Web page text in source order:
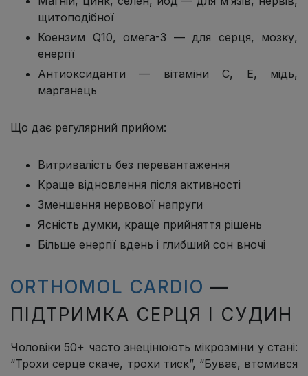
щитоподібної
Коензим Q10, омега-3 — для серця, мозку,
енергії
Антиоксиданти — вітаміни C, E, мідь,
марганець
Що дає регулярний прийом:
Витривалість без перевантаження
Краще відновлення після активності
Зменшення нервової напруги
Ясність думки, краще прийняття рішень
Більше енергії вдень і глибший сон вночі
ORTHOMOL CARDIO —
ПІДТРИМКА СЕРЦЯ І СУДИН
Чоловіки 50+ часто знецінюють мікрозміни у стані:
“Трохи серце скаче, трохи тиск”, “Буває, втомився